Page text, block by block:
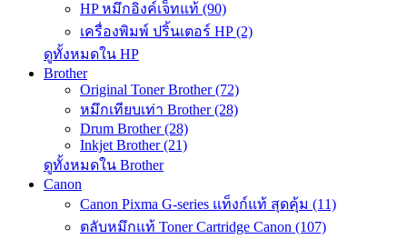
HP หมึกอิงค์เจ็ทแท้ (90)
เครื่องพิมพ์ ปริ้นเตอร์ HP (2)
ดูทั้งหมดใน HP
Brother
Original Toner Brother (72)
หมึกเทียบเท่า Brother (28)
Drum Brother (28)
Inkjet Brother (21)
ดูทั้งหมดใน Brother
Canon
Canon Pixma G-series แท็งก์แท้ สุดคุ้ม (11)
ตลับหมึกแท้ Toner Cartridge Canon (107)